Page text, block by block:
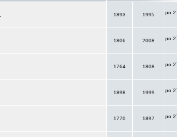
1893 1995 po
1806 2008 po
1764 1808 po
1898 1999 po
1770 1897 po